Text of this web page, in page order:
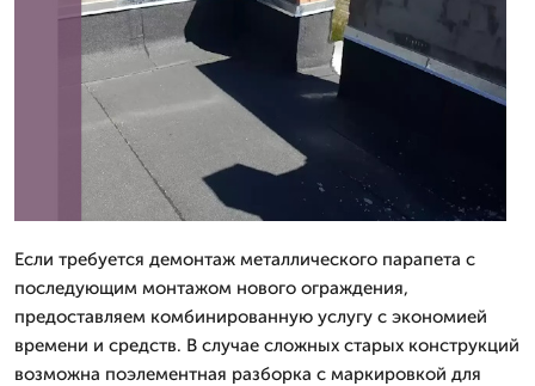
Если требуется демонтаж металлического парапета с
последующим монтажом нового ограждения,
предоставляем комбинированную услугу с экономией
времени и средств. В случае сложных старых конструкций
возможна поэлементная разборка с маркировкой для